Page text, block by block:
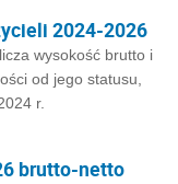
2024-2026
wysokość brutto i
od jego statusu,
r.
brutto-netto